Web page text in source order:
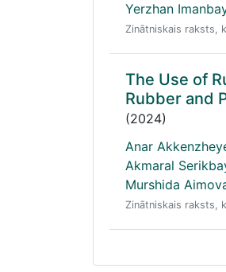
Yerzhan
Zinātniskais raksts,
The Use of
Rubber and
(2024)
Anar
Akmaral
Murshida
Zinātniskais raksts,